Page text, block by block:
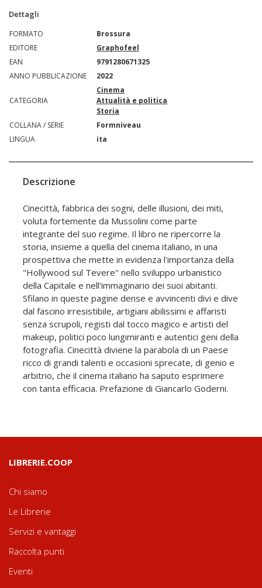
Dettagli
FORMATO
Brossura
EDITORE
Graphofeel
EAN
9791280671325
ANNO PUBBLICAZIONE
2022
CATEGORIA
Cinema
Attualità e politica
Storia
COLLANA / SERIE
Formniveau
LINGUA
ita
Descrizione
Cinecittà, fabbrica dei sogni, delle illusioni, dei miti,
voluta fortemente da Mussolini come parte
integrante del suo regime. Il libro ne ripercorre la
storia, insieme a quella del cinema italiano, in una
prospettiva che mette in evidenza l'importanza della
"Hollywood sul Tevere" nello sviluppo urbanistico
della Capitale e nell'immaginario dei suoi abitanti.
Sfilano in queste pagine dense e avvincenti divi e dive
dal fascino irresistibile, artigiani abilissimi e affaristi
senza scrupoli, registi dal tocco magico e artisti del
makeup, politici poco lungimiranti e autentici geni della
fotografia. Cinecittà diviene la parabola di un Paese
ricco di grandi talenti e occasioni sprecate, di genio e
arbitrio, che il cinema italiano ha saputo esprimere
con tanta efficacia. Prefazione di Giancarlo Goderni.
LIBRERIE.COOP
Chi siamo
Le Librerie
Servizi e vantaggi
Raccolta punti
Eventi